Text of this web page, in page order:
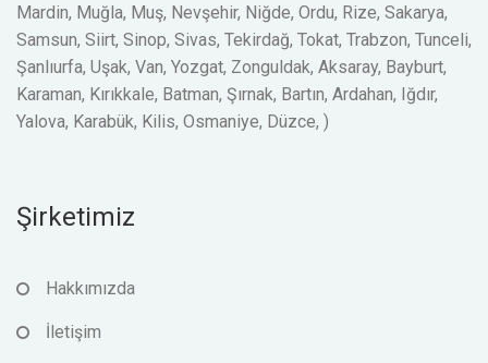
Mardin, Muğla, Muş, Nevşehir, Niğde, Ordu, Rize, Sakarya,
Samsun, Siirt, Sinop, Sivas, Tekirdağ, Tokat, Trabzon, Tunceli,
Şanlıurfa, Uşak, Van, Yozgat, Zonguldak, Aksaray, Bayburt,
Karaman, Kırıkkale, Batman, Şırnak, Bartın, Ardahan, Iğdır,
Yalova, Karabük, Kilis, Osmaniye, Düzce, )
Şirketimiz
Hakkımızda
İletişim